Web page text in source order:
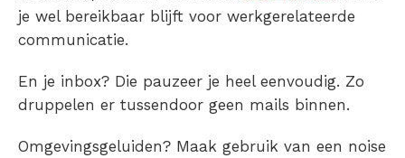
je wel bereikbaar blijft voor werkgerelateerde
communicatie.
En je inbox? Die pauzeer je heel eenvoudig. Zo
druppelen er tussendoor geen mails binnen.
Omgevingsgeluiden? Maak gebruik van een noise